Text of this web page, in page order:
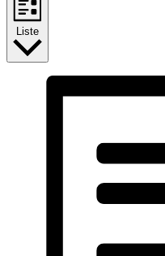
Liste